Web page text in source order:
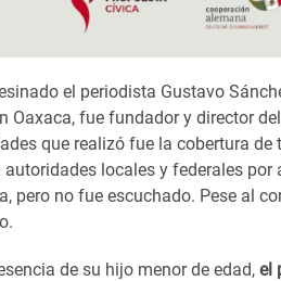
el periodista Gustavo
Oaxaca, fue fundador y director
que realizó fue la cobertura
locales y federales
no fue escuchado. Pese al
de su hijo menor de edad, el